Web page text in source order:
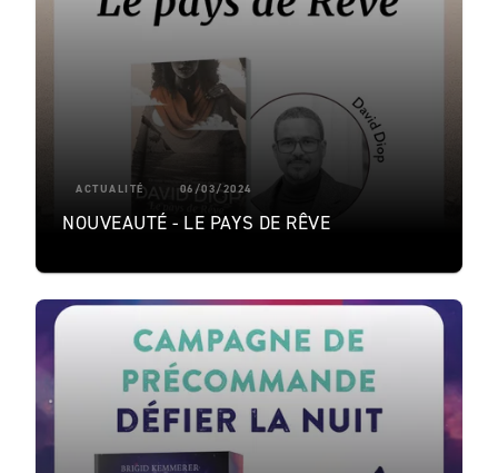
ACTUALITÉ 06/03/2024
NOUVEAUTÉ - LE PAYS DE RÊVE